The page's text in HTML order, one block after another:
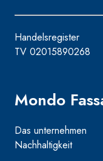
Handelsregister
TV 02015890268
Mondo
Das unternehmen
Nachhaltigkeit